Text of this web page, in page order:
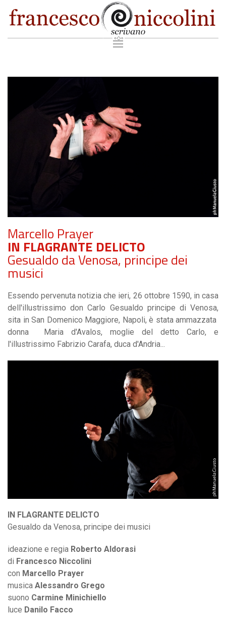
Marcello Prayer
IN FLAGRANTE DELICTO
Gesualdo da Venosa, principe dei
musici
Essendo pervenuta notizia che ieri, 26 ottobre 1590, in casa
dell'illustrissimo don Carlo Gesualdo principe di Venosa,
sita in San Domenico Maggiore, Napoli, è stata ammazzata
donna Maria d'Avalos, moglie del detto Carlo, e
l'illustrissimo Fabrizio Carafa, duca d'Andria...
IN FLAGRANTE DELICTO
Gesualdo da Venosa, principe dei musici
ideazione e regia Roberto Aldorasi
di Francesco Niccolini
con Marcello Prayer
musica Alessandro Grego
suono Carmine Minichiello
luce Danilo Facco